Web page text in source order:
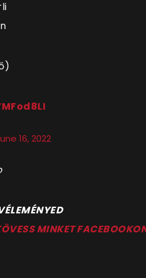
16, 2022
MINKET